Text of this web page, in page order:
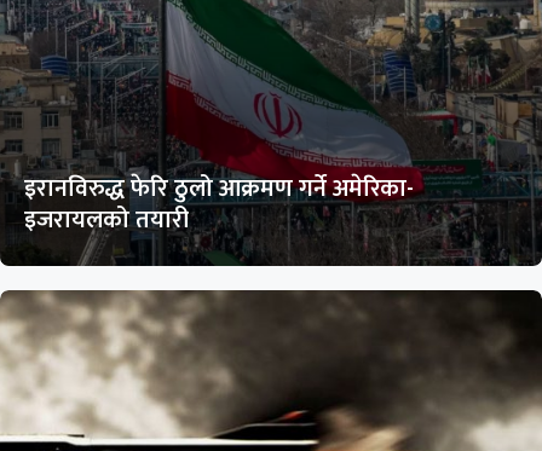
इरानविरुद्ध फेरि ठुलो आक्रमण गर्ने अमेरिका-
इजरायलको तयारी